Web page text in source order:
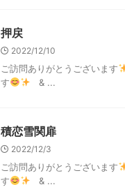
押戻
2022/12/10
ご訪問ありがとうございます
す
& ...
積恋雪関扉
2022/12/3
ご訪問ありがとうございます
す
& ...